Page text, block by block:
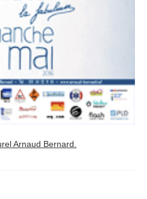
Arnaud Bernard.